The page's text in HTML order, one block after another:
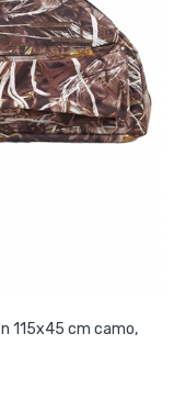
115x45 cm camo,